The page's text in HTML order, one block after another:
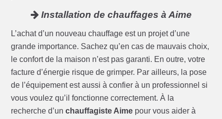
Installation de chauffages à Aime
L’achat d’un nouveau chauffage est un projet d’une
grande importance. Sachez qu’en cas de mauvais choix,
le confort de la maison n’est pas garanti. En outre, votre
facture d’énergie risque de grimper. Par ailleurs, la pose
de l’équipement est aussi à confier à un professionnel si
vous voulez qu’il fonctionne correctement. À la
recherche d’unchauffagiste Aime pour vous aider à